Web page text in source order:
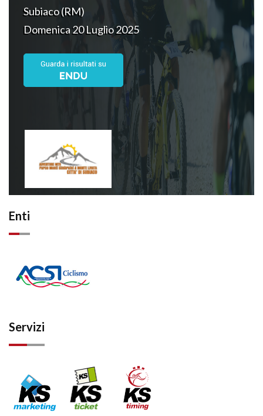
Subiaco (RM)
Domenica 20 Luglio 2025
Enti
Servizi